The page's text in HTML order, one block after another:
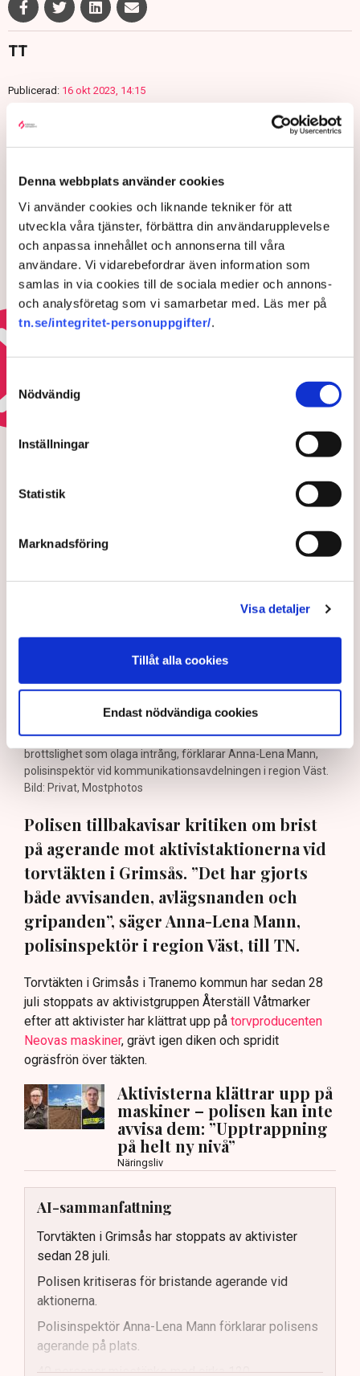
Denna webbplats använder cookies
Vi använder cookies och liknande tekniker för att
utveckla våra tjänster, förbättra din användarupplevelse
och anpassa innehållet och annonserna till våra
användare. Vi vidarebefordrar även information som
samlas in via cookies till de sociala medier och annons-
och analysföretag som vi samarbetar med. Läs mer på
tn.se/integritet-personuppgifter/.
Nödvändig
Inställningar
Statistik
Marknadsföring
Visa detaljer
Tillåt alla cookies
Endast nödvändiga cookies
TT
Publicerad: 16 okt 2023, 14:15
LÄS ÄVEN
företagare blir de samhälleliga
förlusterna flera”
4 AUGUSTI 2026 |
Nu blir det förbjudet för
kommuner att konkurrera med
företag
7 MAJ 2026 |
Polisens svar efter sabotagen i
Grimsås: ”Flera har gripits
och avlägsnats”
Det är polisens uppgift att upprätthålla allmän ordning och
säkerhet, vilket inkluderar att ingripa mot pågående
brottslighet som olaga intrång, förklarar Anna-Lena Mann,
polisinspektör vid kommunikationsavdelningen i region Väst.
Bild: Privat, Mostphotos
Polisen tillbakavisar kritiken om brist
på agerande mot aktivistaktionerna vid
torvtäkten i Grimsås. ”Det har gjorts
både avvisanden, avlägsnanden och
gripanden”, säger Anna-Lena Mann,
polisinspektör i region Väst, till TN.
Torvtäkten i Grimsås i Tranemo kommun har sedan 28
juli stoppats av aktivistgruppen Återställ Våtmarker
efter att aktivister har klättrat upp på torvproducenten
Neovas maskiner, grävt igen diken och spridit
ogräsfrön över täkten.
Aktivisterna klättrar upp på
maskiner – polisen kan inte
avvisa dem: ”Upptrappning
på helt ny nivå”
Näringsliv
AI-sammanfattning
Torvtäkten i Grimsås har stoppats av aktivister
sedan 28 juli.
Polisen kritiseras för bristande agerande vid
aktionerna.
Polisinspektör Anna-Lena Mann förklarar polisens
agerande på plats.
40 personer misstänks med cirka 120